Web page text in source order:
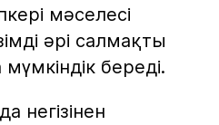
мәселесі
әрі салмақты
береді.
негізінен